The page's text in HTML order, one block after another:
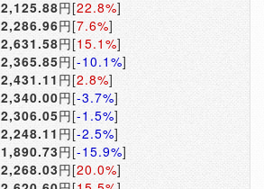
2,125.88円[22.8%]
2,286.96円[7.6%]
2,631.58円[15.1%]
2,365.85円[-10.1%]
2,431.11 円[2.8%]
2,340.00円[-3.7%]
2,306.05円[-1.5%]
2,248.11 円[-2.5%]
1,890.73円[-15.9%]
2,268.03円[20.0%]